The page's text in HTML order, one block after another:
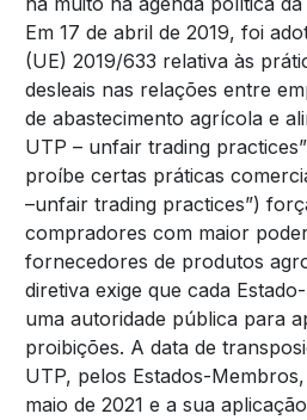
Em 17 de abril de 2019, foi
(UE) 2019/633 relativa às
desleais nas relações entre
de abastecimento agrícola e
UTP – unfair trading
proíbe certas práticas
–unfair trading practices”)
compradores com maior
fornecedores de produtos
diretiva exige que cada
uma autoridade pública para
proibições. A data de
UTP, pelos Estados-
maio de 2021 e a sua